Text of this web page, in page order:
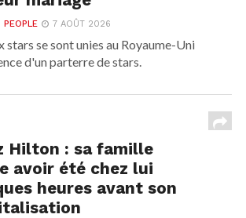
PEOPLE 7 AOÛT 2026
stars se sont unies au Royaume-Uni
d'un parterre de stars.
Hilton : sa famille
avoir été chez lui
heures avant son